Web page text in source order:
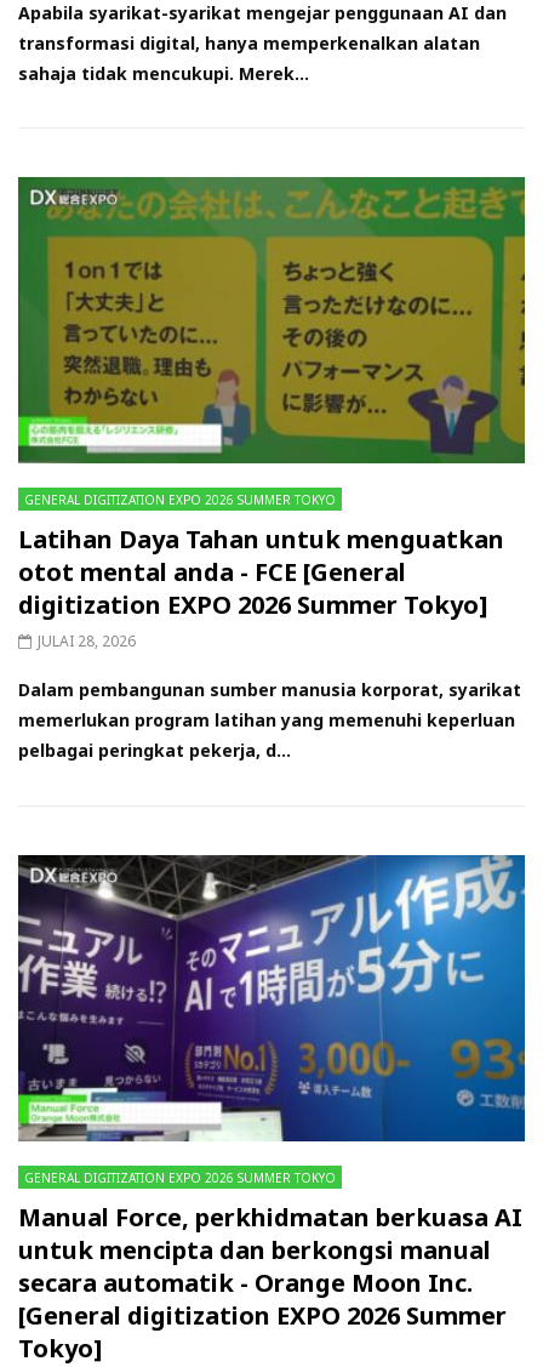
Apabila syarikat-syarikat mengejar penggunaan AI dan
transformasi digital, hanya memperkenalkan alatan
sahaja tidak mencukupi. Merek...
GENERAL DIGITIZATION EXPO 2026 SUMMER TOKYO
Latihan Daya Tahan untuk menguatkan
otot mental anda - FCE [General
digitization EXPO 2026 Summer Tokyo]
JULAI 28, 2026
Dalam pembangunan sumber manusia korporat, syarikat
memerlukan program latihan yang memenuhi keperluan
pelbagai peringkat pekerja, d...
GENERAL DIGITIZATION EXPO 2026 SUMMER TOKYO
Manual Force, perkhidmatan berkuasa AI
untuk mencipta dan berkongsi manual
secara automatik - Orange Moon Inc.
[General digitization EXPO 2026 Summer
Tokyo]